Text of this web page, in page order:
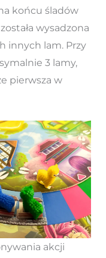
końcu śladów
wysadzona
innych lam. Przy
3 lamy,
pierwsza w
akcji